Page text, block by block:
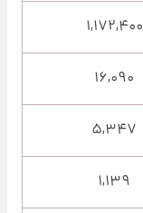
۱,۱۷۲,۴۰۰
۱۶,۰۹۰
۵,۳۴۷
۱,۱۳۹